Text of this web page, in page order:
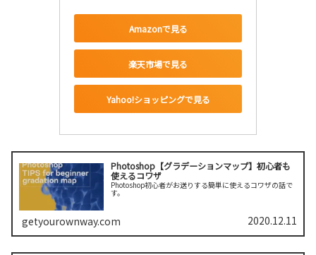
Amazonで見る
楽天市場で見る
Yahoo!ショッピングで見る
Photoshop【グラデーションマップ】初心者も
使えるコワザ
Photoshop初心者がお送りする簡単に使えるコワザの話で
す。
getyourownway.com 2020.12.11